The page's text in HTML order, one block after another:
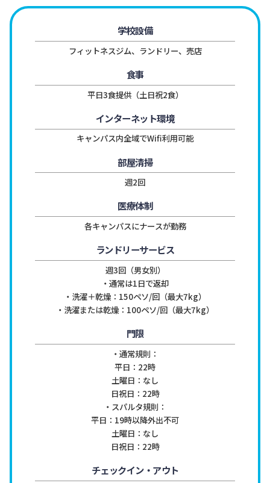
学校設備
フィットネスジム、ランドリー、売店
食事
平日3食提供（土日祝2食）
インターネット環境
キャンパス内全域でWifi利用可能
部屋清掃
週2回
医療体制
各キャンパスにナースが勤務
ランドリーサービス
週3回（男女別）
・通常は1日で返却
・洗濯＋乾燥：150ペソ/回（最大7kg）
・洗濯または乾燥：100ペソ/回（最大7kg）
門限
・通常規則：
平日：22時
土曜日：なし
日祝日：22時
・スパルタ規則：
平日：19時以降外出不可
土曜日：なし
日祝日：22時
チェックイン・アウト